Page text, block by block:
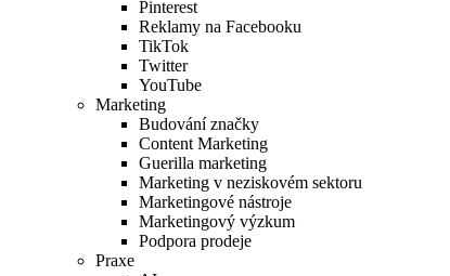
Pinterest
Reklamy na Facebooku
TikTok
Twitter
YouTube
Marketing
Budování značky
Content Marketing
Guerilla marketing
Marketing v neziskovém sektoru
Marketingové nástroje
Marketingový výzkum
Podpora prodeje
Praxe